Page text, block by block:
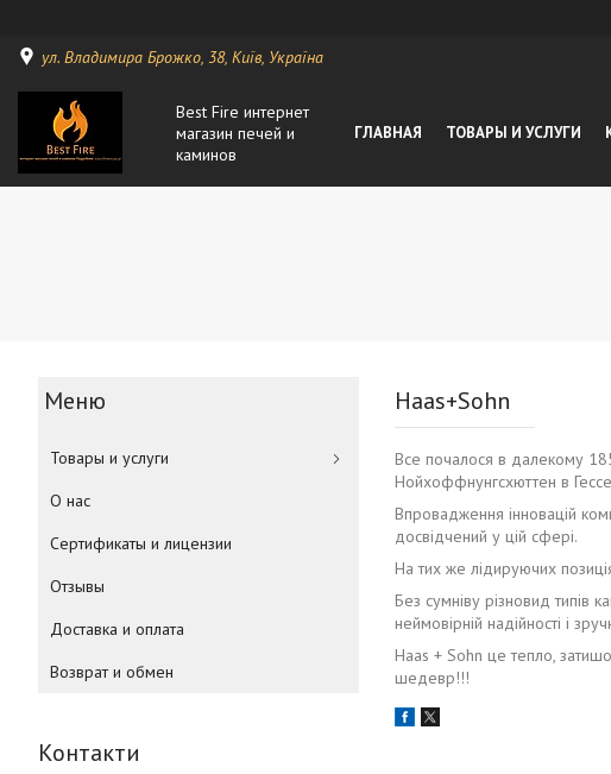
ул. Владимира Брожко, 38, Київ, Україна
Best Fire интернет
магазин печей и
каминов
ГЛАВНАЯ ТОВАРЫ И УСЛУГИ
Haas+Sohn
Все почалося в далекому
Нойхоффнунгсхюттен в
Впровадження інновацій
досвідчений у цій сфері.
На тих же лідируючих
Без сумніву різновид типів
неймовірній надійності і
Haas + Sohn це тепло,
шедевр!!!
Товары и услуги
О нас
Сертификаты и лицензии
Отзывы
Доставка и оплата
Возврат и обмен
Контакти